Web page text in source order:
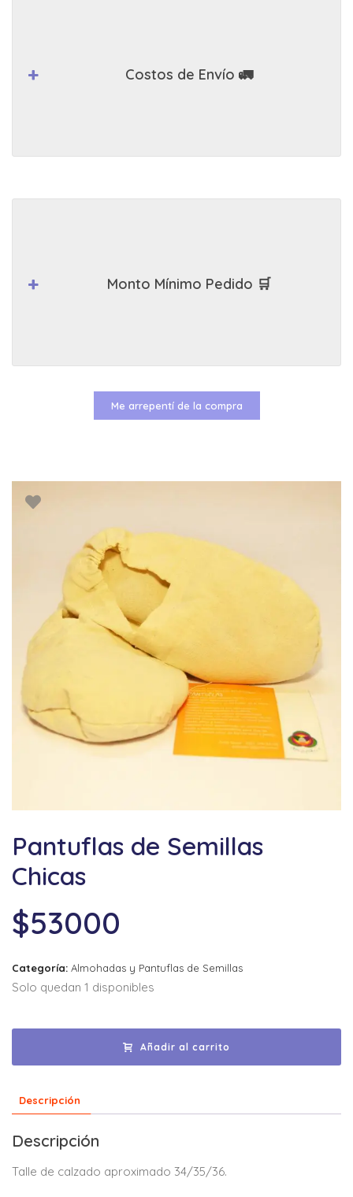
Pantuflas de Semillas
Chicas
$53000
Categoría: Almohadas y Pantuflas de Semillas
Solo quedan 1 disponibles
Añadir al carrito
Descripción
Descripción
Talle de calzado aproximado 34/35/36.
Costos de Envío 🚛
Monto Mínimo Pedido 🛒
Me arrepentí de la compra